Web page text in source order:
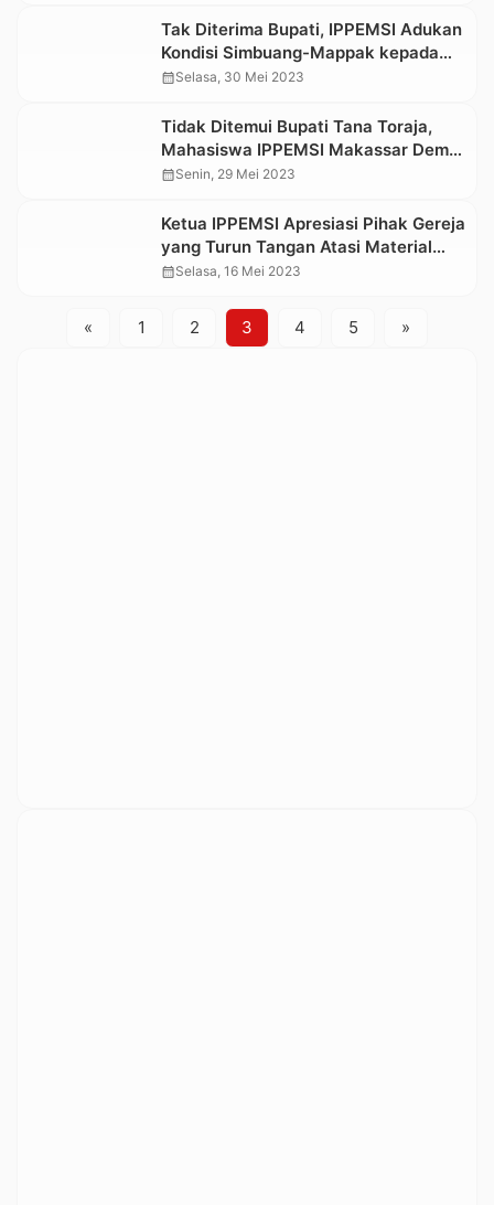
Tak Diterima Bupati, IPPEMSI Adukan
Kondisi Simbuang-Mappak kepada
Kepala Staf Kepresidenan RI
calendar_monthSelasa, 30 Mei 2023
Tidak Ditemui Bupati Tana Toraja,
Mahasiswa IPPEMSI Makassar Demo
Hingga Malam
calendar_monthSenin, 29 Mei 2023
Ketua IPPEMSI Apresiasi Pihak Gereja
yang Turun Tangan Atasi Material
Longsor di Jalan Poros Simbung-
calendar_monthSelasa, 16 Mei 2023
« 1 2 3 4 5 »